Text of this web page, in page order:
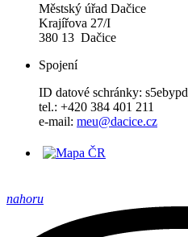
Městský úřad Dačice
Krajířova 27/I
380 13 Dačice
Spojení
ID datové schránky: s5ebypd
tel.: +420 384 401 211
e-mail: meu@dacice.cz
nahoru